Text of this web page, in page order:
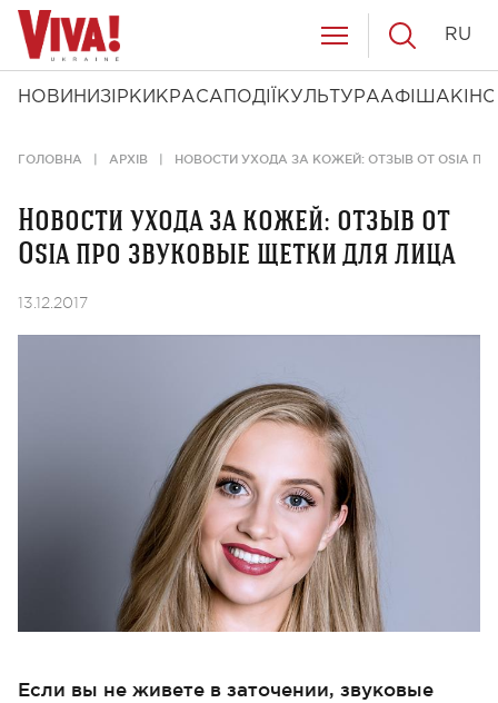
НОВИНИ ЗІРКИ КРАСА ПОДІЇ КУЛЬТУРААФІША КІНО
RU
ГОЛОВНА АРХІВ НОВОСТИ УХОДА ЗА КОЖЕЙ: ОТЗЫВ ОТ OSIA
Новости ухода за кожей: отзыв от
Osia про звуковые щетки для лица
13.12.2017
Если вы не живете в заточении, звуковые